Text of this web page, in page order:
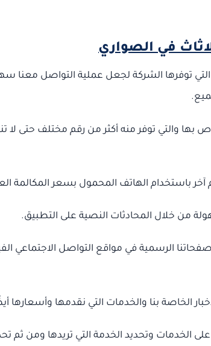
في الصواري
توفرها الشركة لجعل عملية التواصل معنا
والتي توفر منه أكثر من رقم مختلف حتى لا
باستخدام الهاتف المحمول بسعر المكالمة
من خلال المحادثات النصية على التطبيق.
الرسمية في مواقع التواصل الاجتماعي
الخاصة بنا والخدمات التي نقدمها وأسعارها
الخدمات وتحديد الخدمة التي تريدها ومن ثم